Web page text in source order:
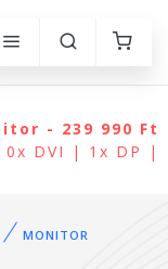
- 239 990 Ft
DVI | 1x DP |
MONITOR